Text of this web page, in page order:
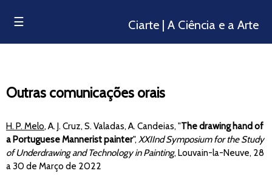
☰ Ciarte | A Ciência e a Arte
Outras comunicações orais
H. P. Melo, A. J. Cruz, S. Valadas, A. Candeias, "The drawing hand of
a Portuguese Mannerist painter",XXIInd Symposium for the Study
of Underdrawing and Technology in Painting, Louvain-la-Neuve, 28
a 30 de Março de 2022